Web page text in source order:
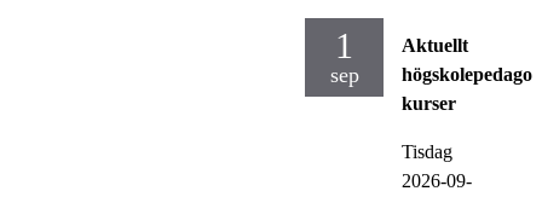
1
sep
Aktuellt
kurser
Tisdag
2026-09-